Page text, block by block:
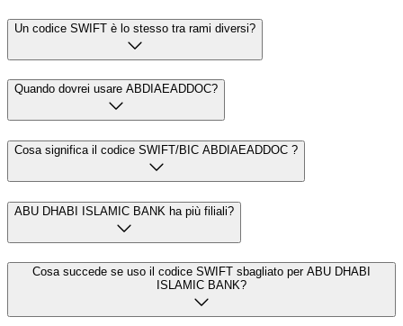
Un codice SWIFT è lo stesso tra rami diversi?
Quando dovrei usare ABDIAEADDOC?
Cosa significa il codice SWIFT/BIC ABDIAEADDOC ?
ABU DHABI ISLAMIC BANK ha più filiali?
Cosa succede se uso il codice SWIFT sbagliato per ABU DHABI
ISLAMIC BANK?